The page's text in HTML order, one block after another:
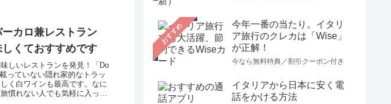
カロ兼レストラン
しくておすすめです
しいレストランを発見！「Do
っていない隠れ家的なトラッ
く白ワインも最高です。なに
慣れない人でも気軽に入って
おすすめ
今年一番の当たり。イタリ
ア旅行のクレカは「Wise」
が正解！
今なら無料特典／割引クーポン付き
イタリアから日本に安く電
話をかける方法